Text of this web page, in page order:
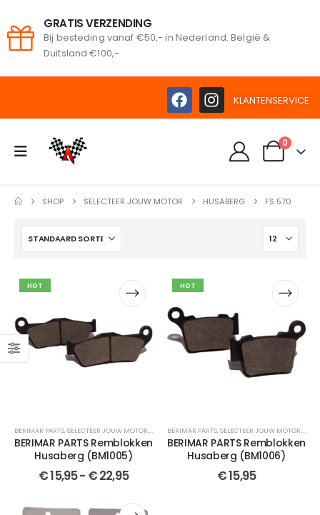
GRATIS VERZENDING
Bij besteding vanaf €50,- in Nederland. België &
Duitsland €100,-
KLANTENSERVICE
0
SHOP SELECTEER JOUW MOTOR HUSABERG FS 570
HOT
BERIMAR PARTS,SELECTEER JOUW MOTOR,REMBLOKKEN, SEMI-GESINTERDE,TE 125 ,FE 250,
BERIMAR PARTS Remblokken
Husaberg (BM1005)
€15,95- €22,95
HOT
BERIMAR PARTS,SELECTEER JOUW MOTOR,
BERIMAR PARTS Remblokken
Husaberg (BM1006)
€15,95